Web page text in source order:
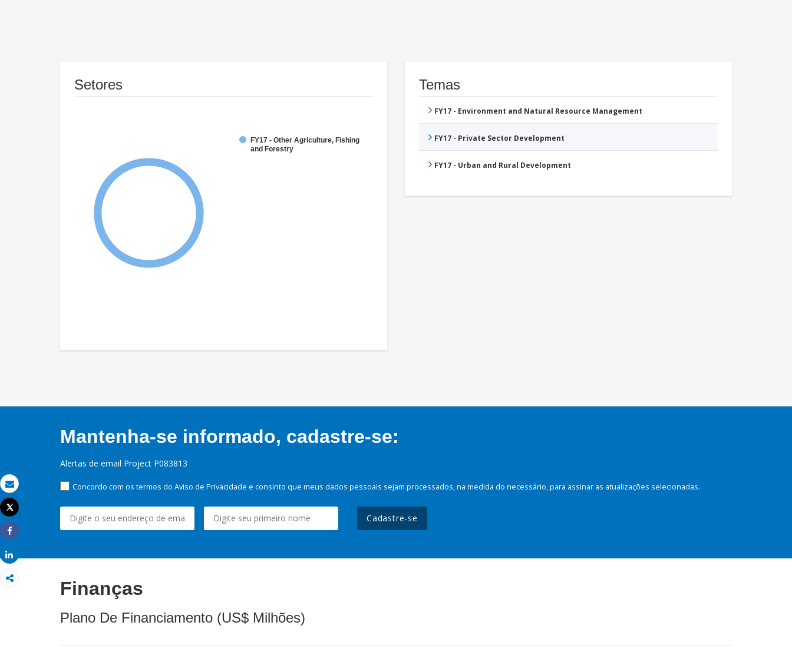
Email
Imprimir
Tweet
Share
Setores
FY17 - Other Agriculture, Fishing
and Forestry
Temas
FY17 - Environment and Natural Resource Management
FY17 - Private Sector Development
FY17 - Urban and Rural Development
Mantenha-se informado, cadastre-se:
Alertas de email Project P083813
Concordo com os termos do Aviso de Privacidade e consinto que meus dados pessoais sejam processados, na medida do necessário, para assinar as atualizações selecionadas.
Cadastre-se
Finanças
Plano De Financiamento (US$ Milhões)